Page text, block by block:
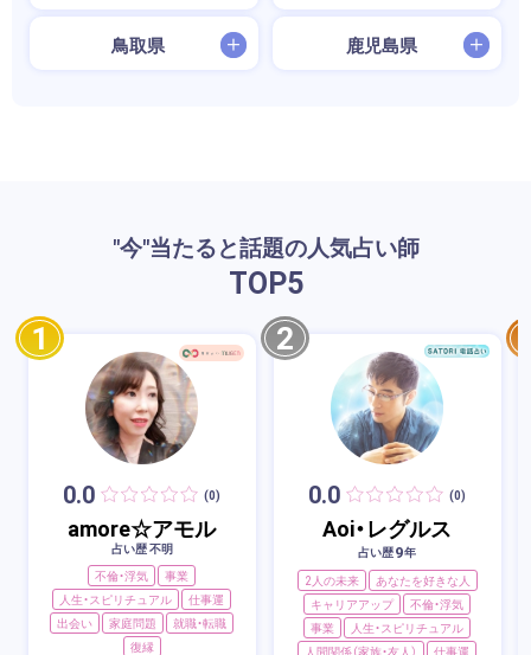
鳥取県 鹿児島県
"今"当たると話題の人気占い師
TOP5
1
0.0 (0)
amore☆アモル
占い歴 不明
不倫・浮気
事業
人生・スピリチュアル
仕事運
出会い
家庭問題
就職・転職
復縁
2
0.0 (0)
Aoi・レグルス
占い歴9年
2人の未来
あなたを好きな人
キャリアアップ
不倫・浮気
事業
人生・スピリチュアル
人間関係（家族・友人）
仕事運